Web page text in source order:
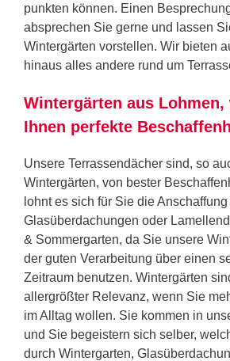
punkten können. Einen
absprechen Sie gerne und lassen
Wintergärten vorstellen. Wir bieten
hinaus alles andere rund um
Wintergärten aus
Ihnen perfekte
Unsere Terrassendächer sind, so
Wintergärten, von bester
lohnt es sich für Sie die
Glasüberdachungen oder
& Sommergarten, da Sie unsere
der guten Verarbeitung über einen
Zeitraum benutzen. Wintergärten
allergrößter Relevanz, wenn Sie
im Alltag wollen. Sie kommen in
und Sie begeistern sich selber,
durch Wintergarten,